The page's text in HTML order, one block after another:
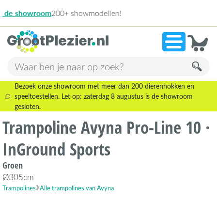
Bezoek onze showroom met meer dan 200 dierenhokken en
speeltoestellen. Let op: zaterdag 8 augustus is de showroom
gesloten.
Trampoline Avyna Pro-Line 10 ·
InGround Sports
Groen
Ø305cm
Trampolines Alle trampolines van Avyna